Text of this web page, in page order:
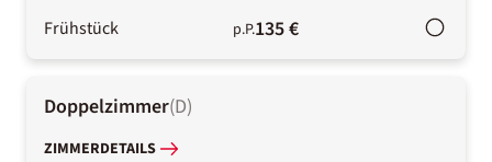
Frühstück p.P.135 €
Doppelzimmer(D)
ZIMMERDETAILS